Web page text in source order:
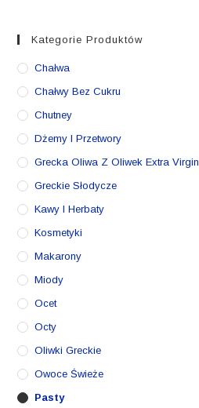
Kategorie Produktów
Chałwa
Chałwy Bez Cukru
Chutney
Dżemy I Przetwory
Grecka Oliwa Z Oliwek Extra Virgin
Greckie Słodycze
Kawy I Herbaty
Kosmetyki
Makarony
Miody
Ocet
Octy
Oliwki Greckie
Owoce Świeże
Pasty